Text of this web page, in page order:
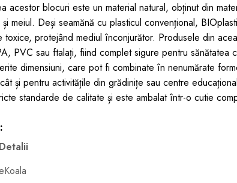
acestor blocuri este un material natural, obținut din
meiul. Deși seamănă cu plasticul convențional,
toxice, protejând mediul înconjurător. Produsele din
PVC sau ftalați, fiind complet sigure pentru sănătatea
dimensiuni, care pot fi combinate în nenumărate
și pentru activitățile din grădinițe sau centre
standarde de calitate și este ambalat într-o cutie
Detalii